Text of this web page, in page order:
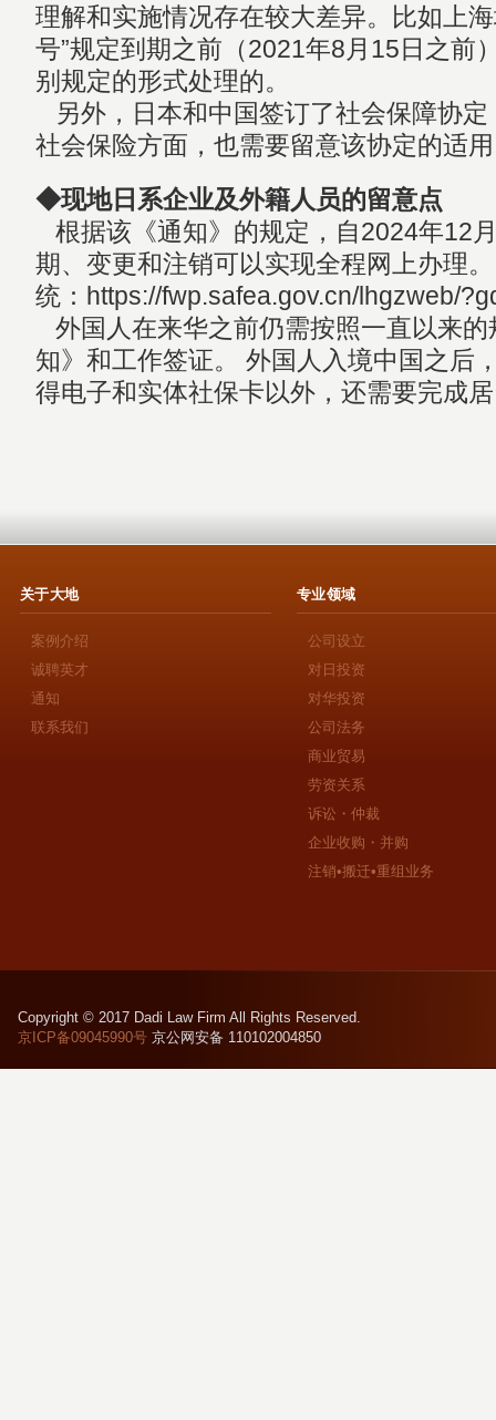
理解和实施情况存在较大差异。比如上
号”规定到期之前（2021年8月15日之前
别规定的形式处理的。
另外，日本和中国签订了社会保障协
社会保险方面，也需要留意该协定的适
◆现地日系企业及外籍人员的留意点
根据该《通知》的规定，自2024年12
期、变更和注销可以实现全程网上办理
统：https://fwp.safea.gov.cn/lhgzweb/
外国人在来华之前仍需按照一直以来
知》和工作签证。 外国人入境中国之后
得电子和实体社保卡以外，还需要完成
关于大地
案例介绍
诚聘英才
通知
联系我们
专业领域
公司设立
对日投资
对华投资
公司法务
商业贸易
劳资关系
诉讼・仲裁
企业收购・并购
注销•搬迁•重组业务
Copyright © 2017 Dadi Law Firm All Rights Reserved.
京ICP备09045990号京公网安备 110102004850